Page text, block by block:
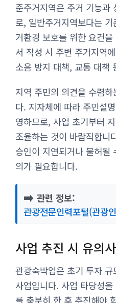
준주거지역은 주거 기능과
로, 일반주거지역보다는
거환경 보호를 위한 요건
서 작성 시 주변 주거지역
소음 방지 대책, 교통 대책
지역 주민의 의견을 수렴
다. 지자체에 따라 주민설
영하므로, 사업 초기부터
조율하는 것이 바람직합니
승인이 지연되거나 불허될
의가 필요합니다.
➡️ 관련 정보:
관광전문인력포털(관광
사업 추진 시 유의
관광숙박업은 초기 투자
사업입니다. 사업 타당성
를 충분히 한 후 추진해야